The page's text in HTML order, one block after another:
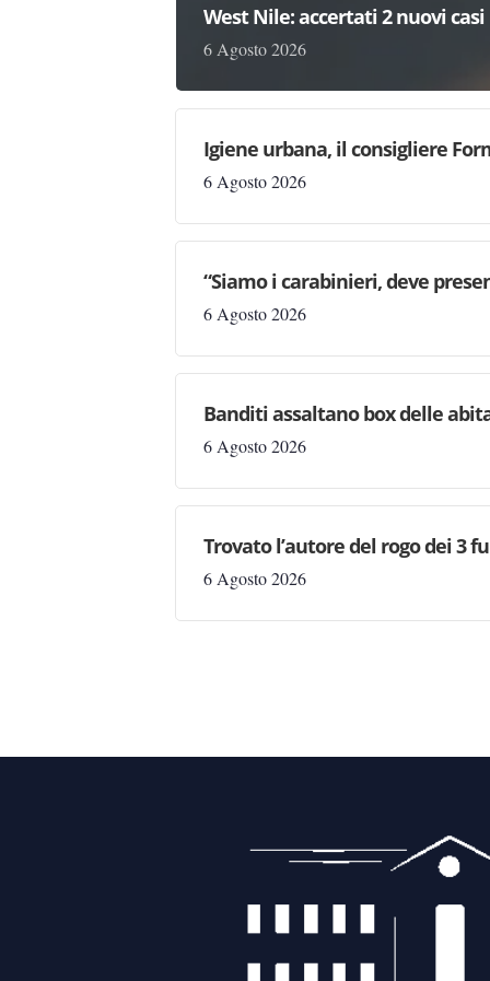
West Nile: accertati 2 nuovi
6 Agosto 2026
Igiene urbana, il consigliere
6 Agosto 2026
“Siamo i carabinieri, deve
6 Agosto 2026
Banditi assaltano box delle
6 Agosto 2026
Trovato l’autore del rogo dei 3
6 Agosto 2026